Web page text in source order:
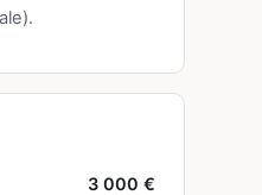
3 000 €